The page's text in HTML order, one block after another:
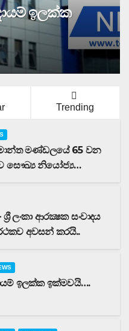
ඉලක්ක
Trending
මණ්ඩලයේ 65 වන
සෞඛ්‍ය නියෝජ්‍ය
ලංකා ආරක්‍ෂක සංවාදය
අවසන් කරයි..
ඉලක්ක ඉක්මවයි….